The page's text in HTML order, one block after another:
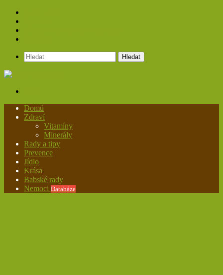
Hledat
Domů
Zdraví
Vitamíny
Minerály
Rady a tipy
Prevence
Jídlo
Krása
Babské rady
Nemoci Databáze